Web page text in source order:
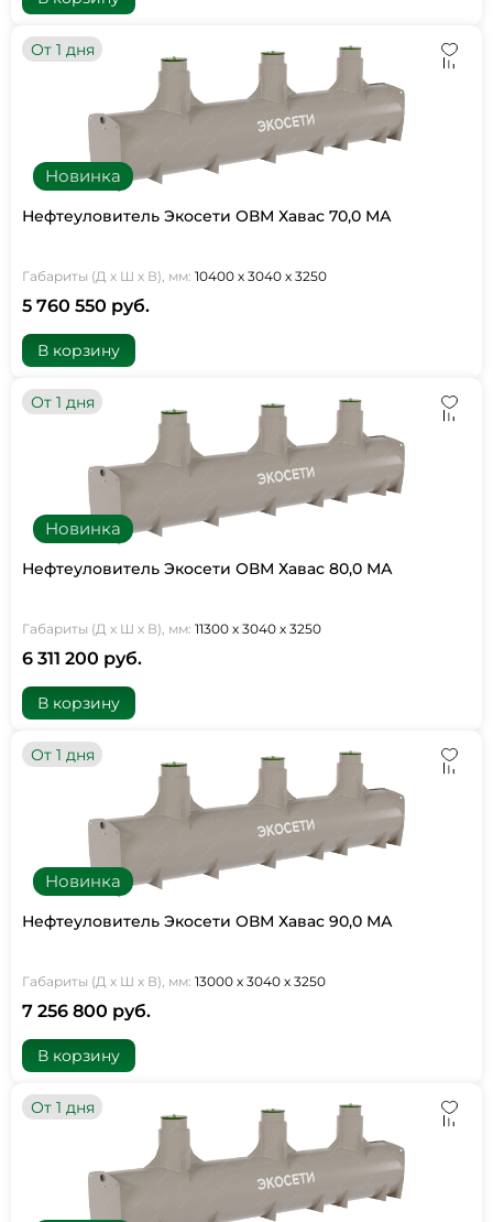
Новинка
От 1 дня
Нефтеуловитель Экосети ОВМ Хавас 70,0 МА
Габариты (Д х Ш х В), мм: 10400 х 3040 х 3250
5 760 550 руб.
В корзину
Новинка
От 1 дня
Нефтеуловитель Экосети ОВМ Хавас 80,0 МА
Габариты (Д х Ш х В), мм: 11300 х 3040 х 3250
6 311 200 руб.
В корзину
Новинка
От 1 дня
Нефтеуловитель Экосети ОВМ Хавас 90,0 МА
Габариты (Д х Ш х В), мм: 13000 х 3040 х 3250
7 256 800 руб.
В корзину
От 1 дня